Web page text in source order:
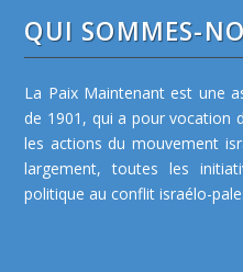
QUI SOMMES-
La Paix Maintenant est une
de 1901, qui a pour vocation
les actions du mouvement
largement, toutes les
politique au conflit israélo-